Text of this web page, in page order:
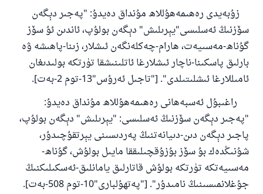
زۇبەيدى رەھىمەھۇللاھ مۇنداق دەيدۇ: "پەجىر دېگەن
سۆزنىڭ ئەسلىسى"يېرىلىش" دېگەن بولۇپ، ئاندىن ئۇ سۆز
گۇناھ-مەسىيەت، ھارام-چەكلەنگەن ئىشلار، زىنا-پاھىشە ۋە
بارلىق پاسكىنا-ناچار ئىشلارغا ئاتلىنىشقا تۈرتكە بولىدىغان
ئامىللارغا ئىشلىتىلدى". ["تاجىل ئەرۇس"13-توم 2-بەت].
راغىبۇل ئەسبەھانى رەھىمەھۇللاھ مۇنداق دەيدۇ:
"پەجىر دېگەن سۆزنىڭ ئەسلىسى: "يېرىلىش" دېگەن بولۇپ،
پاجىر دېگەن دىن-دىيانەتنىڭ پەردىسىنى يېرتقۇچىدۇر،
شۇنىڭدەك بۇ سۆز بۇزۇقچىلىققا مايىل بولۇش، گۇناھ-
مەسىيەتكە تۈرتكە بولۇش قاتارلىق يامانلىق-ئەسكىلىكنىڭ
جۇغلانمىسىنىڭ نامىدۇر". ["پەتھۇلبارى"10-توم 508-بەت].